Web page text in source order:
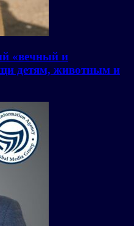
«вечный и
детям, животным и